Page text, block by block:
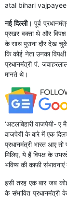
atal bihari vajpayee
नई दिल्ली। पूर्व
प्रखर वक्ता थे और
के साथ पुराना दौर देख
कि कोई नेता उनका
प्रधानमंत्री पं.
मानते थे।
‘अटलबिहारी वाजपेयी-
वाजपेयी के बारे में एक
प्रधानमंत्री भारत आए
मिलिए, ये हैं विपक्ष के
भविष्य की काफी
इसी तरह एक बार जब
के संभावित प्रधानमंत्री